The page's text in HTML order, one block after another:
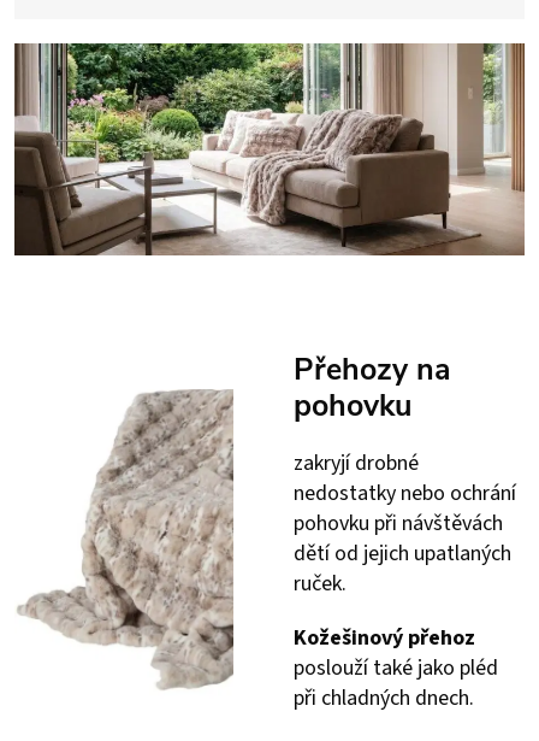
Přehozy na
pohovku
zakryjí drobné
nedostatky nebo ochrání
pohovku při návštěvách
dětí od jejich upatlaných
ruček.
Kožešinový přehoz
poslouží také jako pléd
při chladných dnech.